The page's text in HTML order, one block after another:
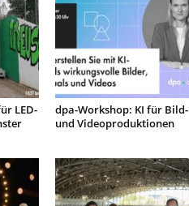
LED-
dpa-Workshop: KI für Bild-
und Videoproduktionen